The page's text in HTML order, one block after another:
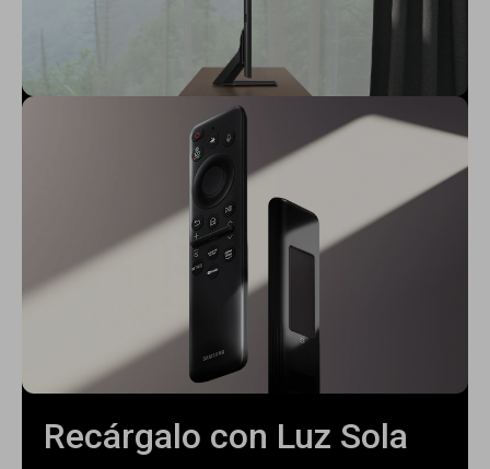
Recárgalo con Luz Sola